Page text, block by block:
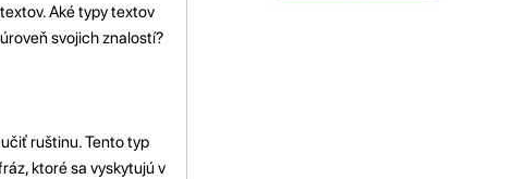
Aké typy textov
svojich znalostí?
ruštinu. Tento typ
ktoré sa vyskytujú v